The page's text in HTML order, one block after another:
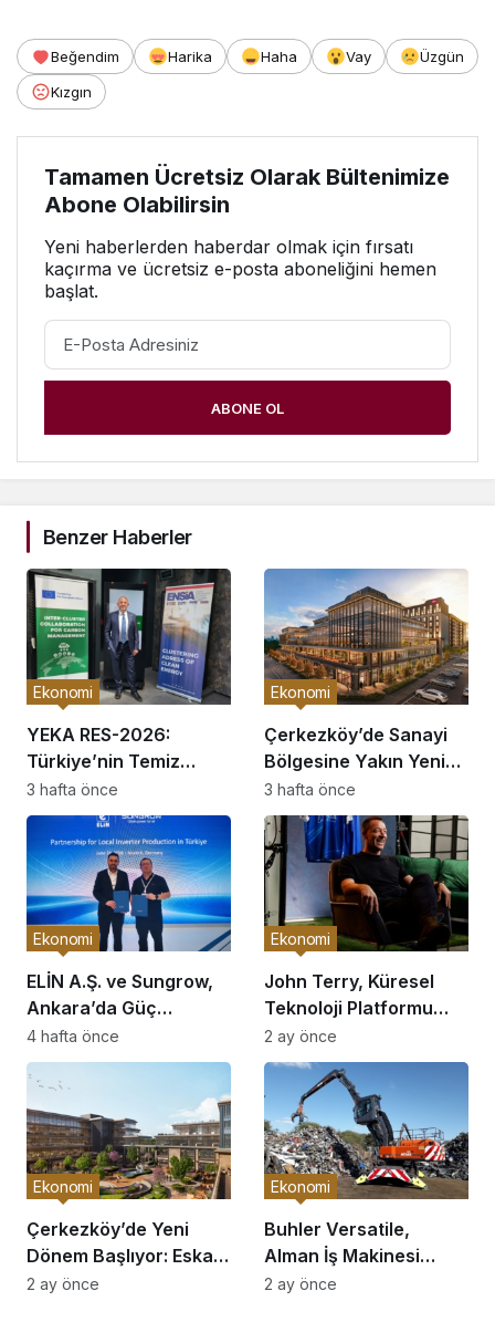
Beğendim Harika Haha Vay
Üzgün
Kızgın
Tamamen Ücretsiz Olarak Bültenimize
Abone Olabilirsin
Yeni haberlerden haberdar olmak için fırsatı
kaçırma ve ücretsiz e-posta aboneliğini hemen
başlat.
ABONE OL
Benzer Haberler
YEKA RES-2026:
Türkiye’nin Temiz
Enerji Üretim Üssü
Olma Fırsatı
Ekonomi
3 hafta önce
Çerkezköy’de Sanayi
Bölgesine Yakın Yeni
Ofis Bloğu Satışa
Sunuldu: Fiyatlar ve
Ödeme Koşulları
Belirlendi
Ekonomi
3 hafta önce
ELİN A.Ş. ve Sungrow,
Ankara’da Güç
Elektroniği Üretimi İçin
Stratejik Ortaklık Kurdu
Ekonomi
4 hafta önce
John Terry, Küresel
Teknoloji Platformu
OnsaFX ile Stratejik
Ortaklık Kurdu
Ekonomi
2 ay önce
Çerkezköy’de Yeni
Dönem Başlıyor: Eska
Edition Kent Etabı
Ekonomi
2 ay önce
Buhler Versatile,
Alman İş Makinesi
Üreticisi ATLAS’ı
Ekonomi
2 ay önce